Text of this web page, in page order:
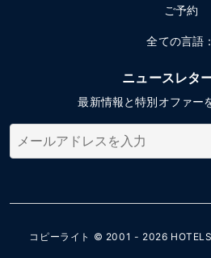
ご予約
全ての言語：
ニュースレタ
最新情報と特別オファー
コピーライト © 2001 - 2026